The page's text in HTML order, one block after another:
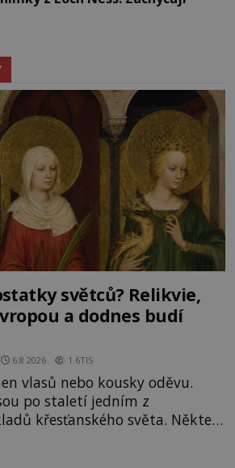
světců? Relikvie,
a dodnes budí
6.8.2026 1.6TIS
vlasů nebo kousky oděvu.
po staletí jedním z
křesťanského světa. Některé
historii, jiné provází
objevy. Jejich osudy